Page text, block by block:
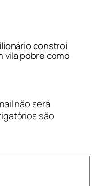
constroi
vila pobre como
não será
são